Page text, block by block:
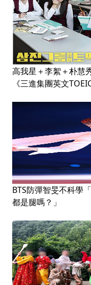
高我星＋李絮＋朴慧
《三進集團英文
BTS防彈智旻不科學
都是腿嗎？」